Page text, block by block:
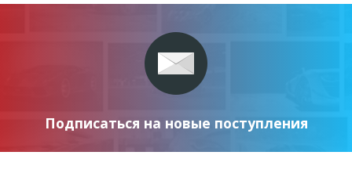
Подписаться на новые поступления